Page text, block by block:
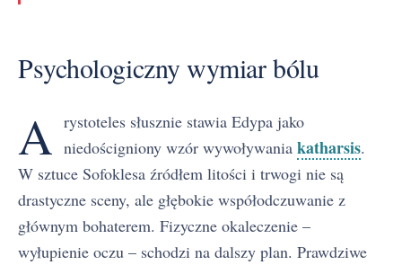
Psychologiczny wymiar bólu
A rystoteles słusznie stawia Edypa jako
niedościgniony wzór wywoływania katharsis.
W sztuce Sofoklesa źródłem litości i trwogi nie są
drastyczne sceny, ale głębokie współodczuwanie z
głównym bohaterem. Fizyczne okaleczenie –
wyłupienie oczu – schodzi na dalszy plan. Prawdziwe